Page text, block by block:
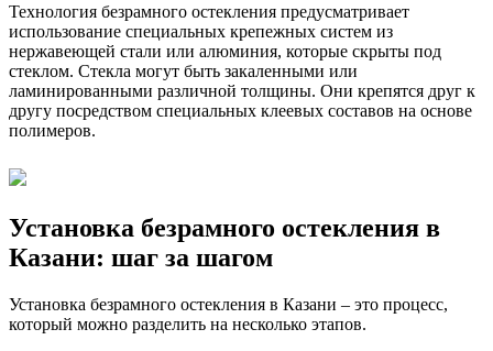
Технология безрамного остекления предусматривает
использование специальных крепежных систем из
нержавеющей стали или алюминия, которые скрыты под
стеклом. Стекла могут быть закаленными или
ламинированными различной толщины. Они крепятся друг к
другу посредством специальных клеевых составов на основе
полимеров.
Установка безрамного остекления в
Казани: шаг за шагом
Установка безрамного остекления в Казани – это процесс,
который можно разделить на несколько этапов.